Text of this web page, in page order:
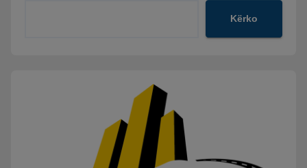
Kërko